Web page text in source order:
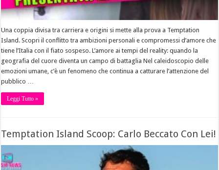
Una coppia divisa tra carriera e origini si mette alla prova a Temptation
Island. Scopri il conflitto tra ambizioni personali e compromessi d’amore che
tiene l’Italia con il fiato sospeso. L’amore ai tempi del reality: quando la
geografia del cuore diventa un campo di battaglia Nel caleidoscopio delle
emozioni umane, c’è un fenomeno che continua a catturare l’attenzione del
pubblico …
Leggi Tutto »
Temptation Island Scoop: Carlo Beccato Con Lei!